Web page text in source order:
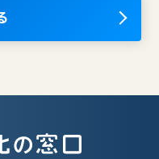
離職防止ツー
授業支援シス